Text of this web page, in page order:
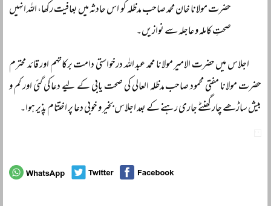
حضرت مولانا خان محمد صاحب مدظلہ کو اس حادثہ میں بعافیت رکھا، اللہ انہیں
صحتِ کاملہ و عاجلہ سے نوازیں۔
اجلاس میں حضرت الامیر مولانا محمد عبد اللہ درخواستی دامت برکاتہم اور قائد محترم
حضرت مولانا مفتی محمود صاحب مدظلہ العالی کی صحت یابی کے لیے دعا کی گئی اور کم و
بیش ساڑھے چار گھنٹے جاری رہنے کے بعد اجلاس بخیر و خوبی دعا پر اختتام پذیر ہوا۔